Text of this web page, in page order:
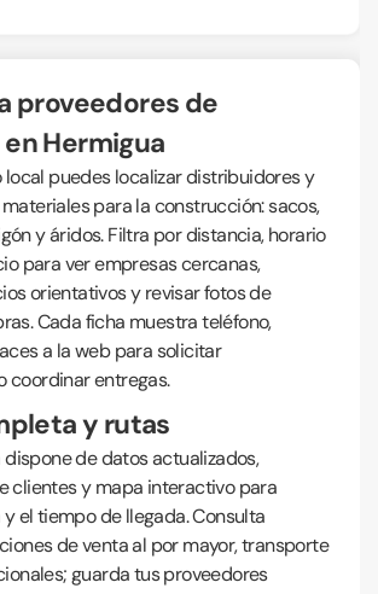
Hermigua
local puedes localizar distribuidores y
para la construcción: sacos,
y áridos. Filtra por distancia, horario
para ver empresas cercanas,
orientativos y revisar fotos de
Cada ficha muestra teléfono,
a la web para solicitar
coordinar entregas.
y rutas
de datos actualizados,
clientes y mapa interactivo para
el tiempo de llegada. Consulta
de venta al por mayor, transporte
guarda tus proveedores